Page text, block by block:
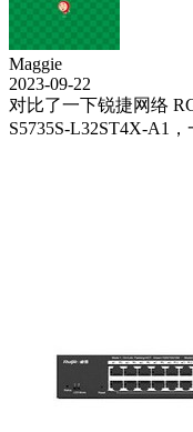
Maggie
2023-09-22
对比了一下锐捷网络
S5735S-L32ST4X-A1